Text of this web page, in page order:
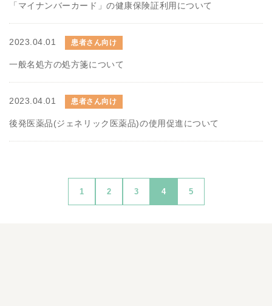
「マイナンバーカード」の健康保険証利用について
2023.04.01 患者さん向け
一般名処方の処方箋について
2023.04.01 患者さん向け
後発医薬品(ジェネリック医薬品)の使用促進について
1 2 3 4 5